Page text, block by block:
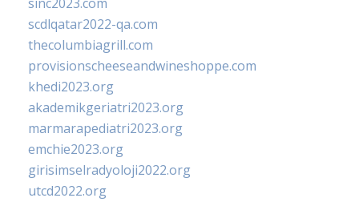
scdlqatar2022-qa.com
thecolumbiagrill.com
provisionscheeseandwineshoppe.com
khedi2023.org
akademikgeriatri2023.org
marmarapediatri2023.org
emchie2023.org
girisimselradyoloji2022.org
utcd2022.org